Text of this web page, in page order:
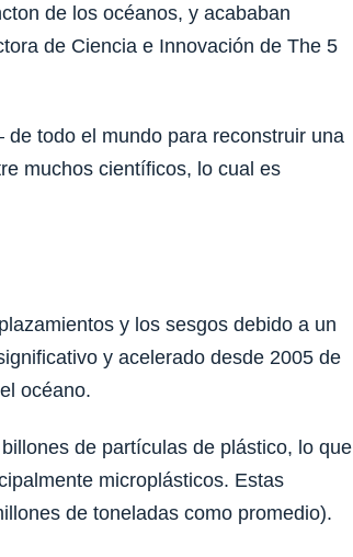
de los océanos, y acababan
de Ciencia e Innovación de The 5
todo el mundo para reconstruir una
muchos científicos, lo cual es
y los sesgos debido a un
y acelerado desde 2005 de
océano.
de partículas de plástico, lo que
microplásticos. Estas
de toneladas como promedio).